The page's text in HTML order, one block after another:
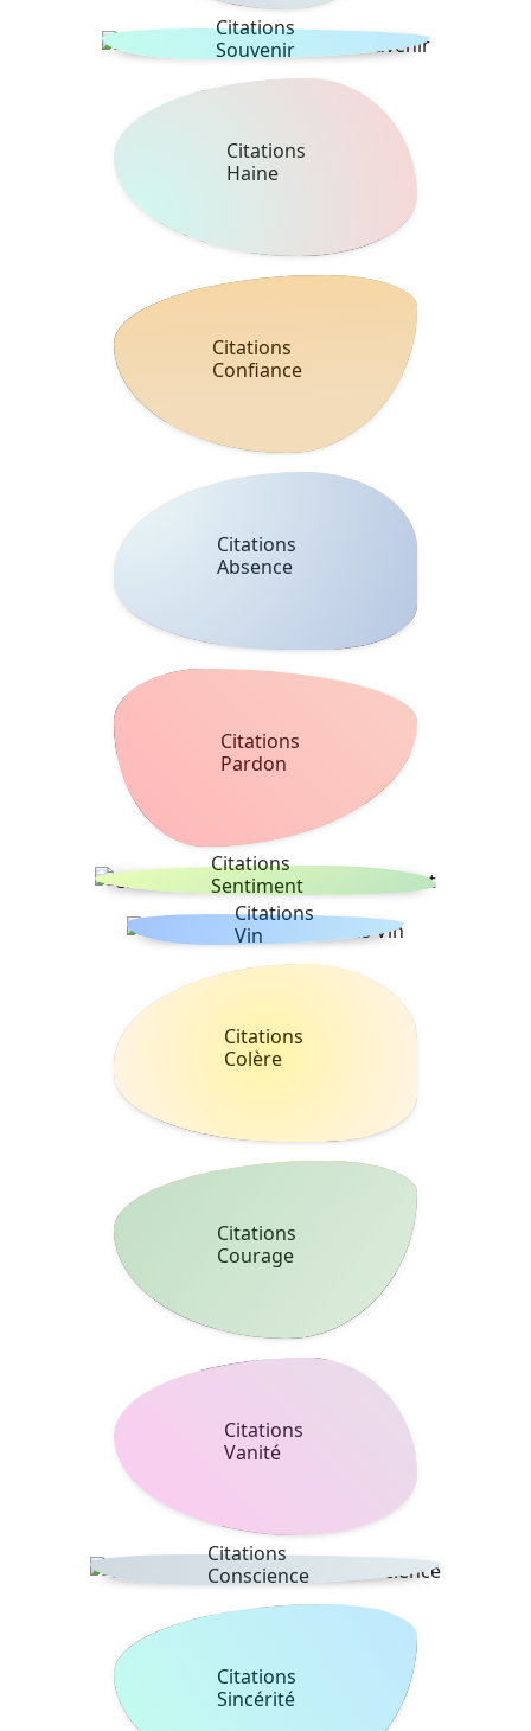
Citations
Souvenir
Citations
Haine
Citations
Confiance
Citations
Absence
Citations
Pardon
Citations
Sentiment
Citations
Vin
Citations
Colère
Citations
Courage
Citations
Vanité
Citations
Conscience
Citations
Sincérité